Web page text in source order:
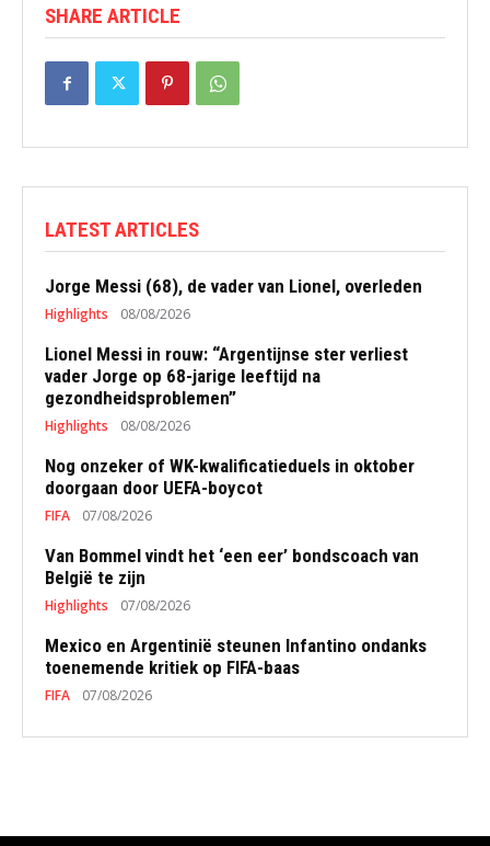
SHARE ARTICLE
LATEST ARTICLES
Jorge Messi (68), de vader van Lionel, overleden
Highlights 08/08/2026
Lionel Messi in rouw: “Argentijnse ster verliest
vader Jorge op 68-jarige leeftijd na
gezondheidsproblemen”
Highlights 08/08/2026
Nog onzeker of WK-kwalificatieduels in oktober
doorgaan door UEFA-boycot
FIFA 07/08/2026
Van Bommel vindt het ‘een eer’ bondscoach van
België te zijn
Highlights 07/08/2026
Mexico en Argentinië steunen Infantino ondanks
toenemende kritiek op FIFA-baas
FIFA 07/08/2026